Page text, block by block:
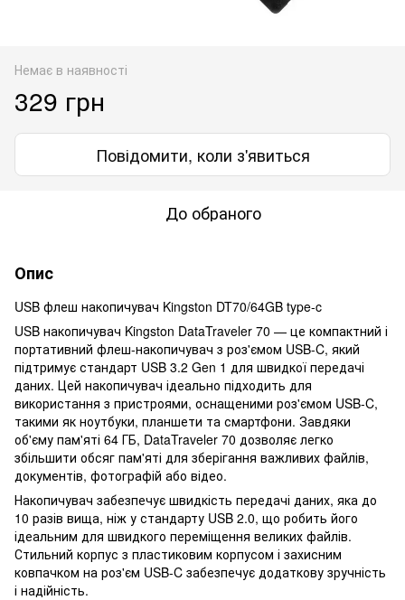
Немає в наявності
329 грн
Повідомити, коли з'явиться
До обраного
Опис
USB флеш накопичувач Kingston DT70/64GB type-c
USB накопичувач Kingston DataTraveler 70 — це компактний і
портативний флеш-накопичувач з роз'ємом USB-C, який
підтримує стандарт USB 3.2 Gen 1 для швидкої передачі
даних. Цей накопичувач ідеально підходить для
використання з пристроями, оснащеними роз'ємом USB-C,
такими як ноутбуки, планшети та смартфони. Завдяки
об'єму пам'яті 64 ГБ, DataTraveler 70 дозволяє легко
збільшити обсяг пам'яті для зберігання важливих файлів,
документів, фотографій або відео.
Накопичувач забезпечує швидкість передачі даних, яка до
10 разів вища, ніж у стандарту USB 2.0, що робить його
ідеальним для швидкого переміщення великих файлів.
Стильний корпус з пластиковим корпусом і захисним
ковпачком на роз'єм USB-C забезпечує додаткову зручність
і надійність.